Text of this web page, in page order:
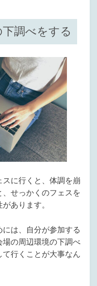
調べをする
に行くと、体調を崩
、せっかくのフェスを
あります。
は、自分が参加する
場の周辺環境の下調べ
行くことが大事なん